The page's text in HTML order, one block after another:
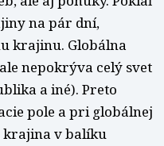
na pár dní,
krajinu. Globálna
nepokrýva celý svet
a iné). Preto
pole a pri globálnej
krajina v balíku